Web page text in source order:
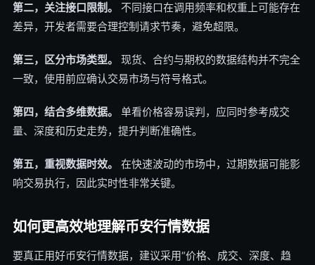
第二，关注接口限制。
不同接口在调用频率和权重上可能存在
差异，开发者需要合理控制请求节奏，避免超限。
第三，区分市场类型。
现货、合约与期权的数据结构并不完全
一致，使用前应确认交易市场与符号格式。
第四，结合多维数据。
单看价格容易误判，应同时参考成交
量、深度和历史走势，提升判断准确性。
第五，重视数据时效。
在快速波动的市场中，过期数据可能影
响交易执行，因此实时性非常关键。
如何更高效地理解币安行情数据
要真正用好币安行情数据，建议采用“价格、成交、深度、趋